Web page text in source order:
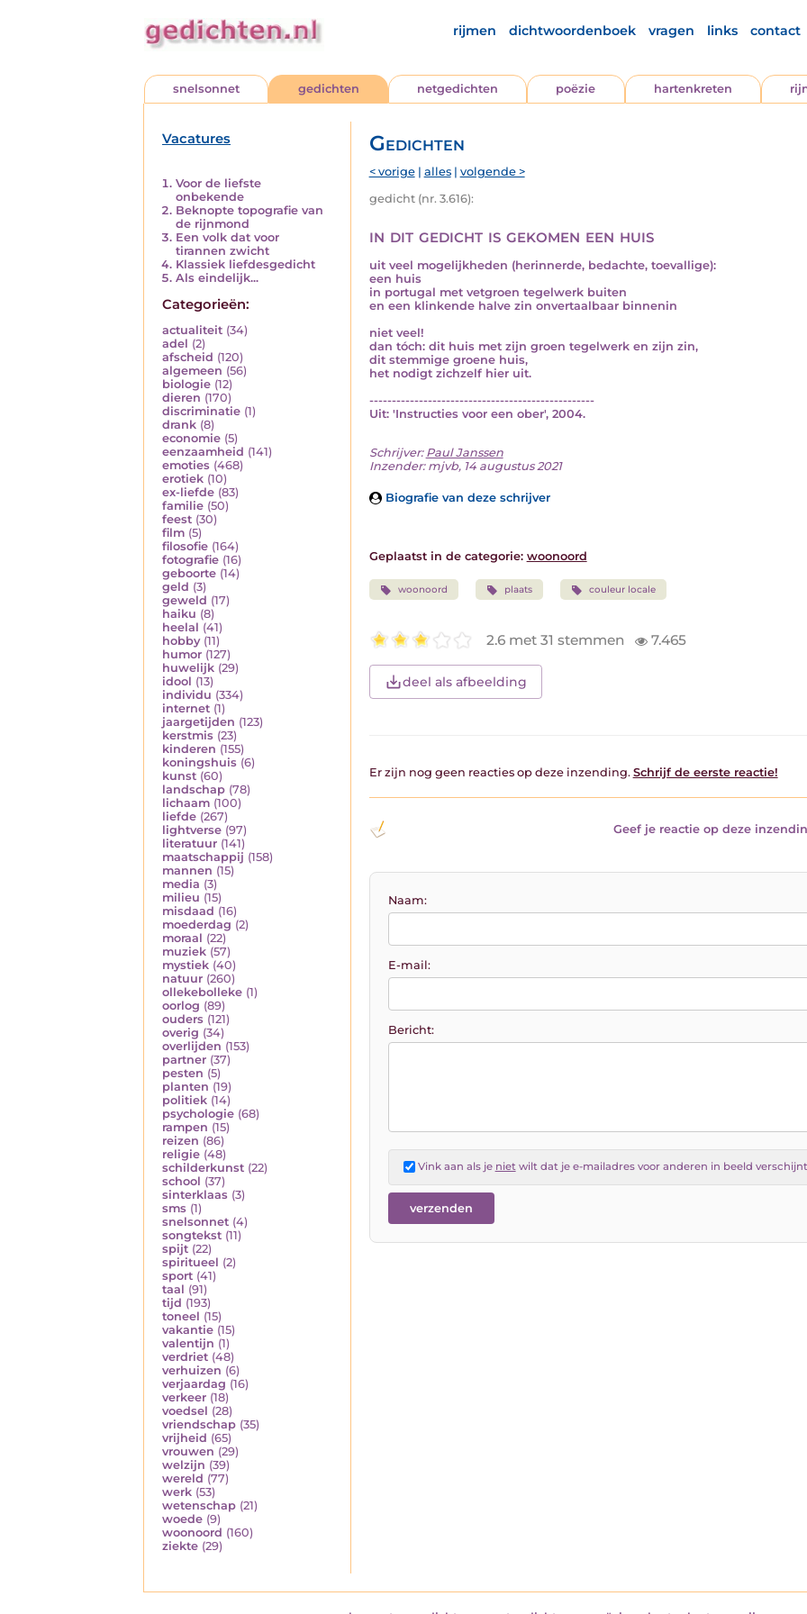
rijmen dichtwoordenboek vragen links contact
snelsonnet gedichten netgedichten poëzie hartenkreten
Vacatures
Voor de liefste
onbekende
Beknopte topografie van
de rijnmond
Een volk dat voor
tirannen zwicht
Klassiek liefdesgedicht
Als eindelijk...
Categorieën:
actualiteit (34)
adel (2)
afscheid (120)
algemeen (56)
biologie (12)
dieren (170)
discriminatie (1)
drank (8)
economie (5)
eenzaamheid (141)
emoties (468)
erotiek (10)
ex-liefde (83)
familie (50)
feest (30)
film (5)
filosofie (164)
fotografie (16)
geboorte (14)
geld (3)
geweld (17)
haiku (8)
heelal (41)
hobby (11)
humor (127)
huwelijk (29)
idool (13)
individu (334)
internet (1)
jaargetijden (123)
kerstmis (23)
kinderen (155)
koningshuis (6)
kunst (60)
landschap (78)
lichaam (100)
liefde (267)
lightverse (97)
literatuur (141)
maatschappij (158)
mannen (15)
media (3)
milieu (15)
misdaad (16)
moederdag (2)
moraal (22)
muziek (57)
mystiek (40)
natuur (260)
ollekebolleke (1)
oorlog (89)
ouders (121)
overig (34)
overlijden (153)
partner (37)
pesten (5)
planten (19)
politiek (14)
psychologie (68)
rampen (15)
reizen (86)
religie (48)
schilderkunst (22)
school (37)
sinterklaas (3)
sms (1)
snelsonnet (4)
songtekst (11)
spijt (22)
spiritueel (2)
sport (41)
taal (91)
tijd (193)
toneel (15)
vakantie (15)
valentijn (1)
verdriet (48)
verhuizen (6)
verjaardag (16)
verkeer (18)
voedsel (28)
vriendschap (35)
vrijheid (65)
vrouwen (29)
welzijn (39)
wereld (77)
werk (53)
wetenschap (21)
woede (9)
woonoord (160)
ziekte (29)
Gedichten
< vorige| alles| volgende >
gedicht (nr. 3.616):
in dit gedicht is gekomen een huis
uit veel mogelijkheden (herinnerde, bedachte, toevallige):
een huis
in portugal met vetgroen tegelwerk buiten
en een klinkende halve zin onvertaalbaar binnenin
niet veel!
dan tóch: dit huis met zijn groen tegelwerk en zijn zin,
dit stemmige groene huis,
het nodigt zichzelf hier uit.
--------------------------------------------------
Uit: 'Instructies voor een ober', 2004.
Schrijver: Paul Janssen
Inzender: mjvb, 14 augustus 2021
Biografie van deze schrijver
Geplaatst in de categorie: woonoord
woonoord plaats couleur locale
2.6 met 31 stemmen 7.465
deel als afbeelding
Er zijn nog geen reacties op deze inzending. Schrijf de eerste reactie!
Geef je reactie op deze
Naam:
E-mail:
Bericht:
Vink aan als je nietwilt dat je e-mailadres voor anderen in beeld verschijnt